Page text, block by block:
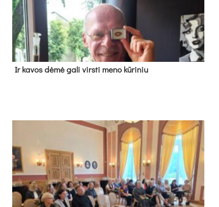
Ir ka­vos dė­mė ga­li virs­ti me­no kū­ri­niu